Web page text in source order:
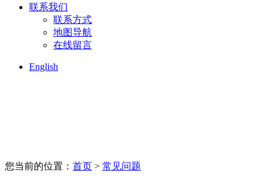
联系我们
联系方式
地图导航
在线留言
English
您当前的位置： 首页 > 常见问题